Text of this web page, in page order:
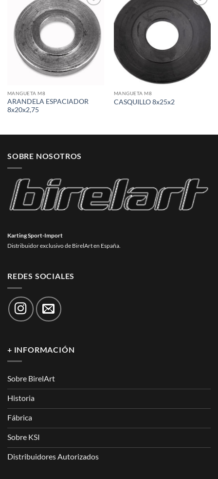
Add to
wishlist
MANGUETA M8
ARANDELA ESPACIADOR
8x20x2,75
Add to
wishlist
MANGUETA M8
CASQUILLO 8x25x2
SOBRE NOSOTROS
Karting Sport-Import
Distribuidor exclusivo de BirelArt en España.
REDES SOCIALES
+ INFORMACIÓN
Sobre BirelArt
Historia
Fábrica
Sobre KSI
Distribuidores Autorizados